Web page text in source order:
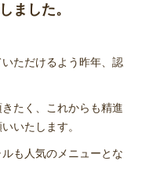
ました。
ただけるよう昨年、認
たく、これからも精進
いたします。
も人気のメニューとな